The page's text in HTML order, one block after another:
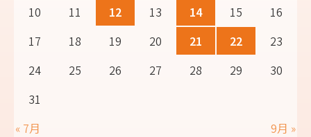
10
11 12 13 14 15
16
17
18 19 20 21 22
23
24
25 26 27 28 29
30
31
« 7月
9月 »